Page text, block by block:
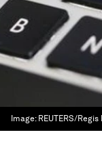
Image: REUTERS/Regis